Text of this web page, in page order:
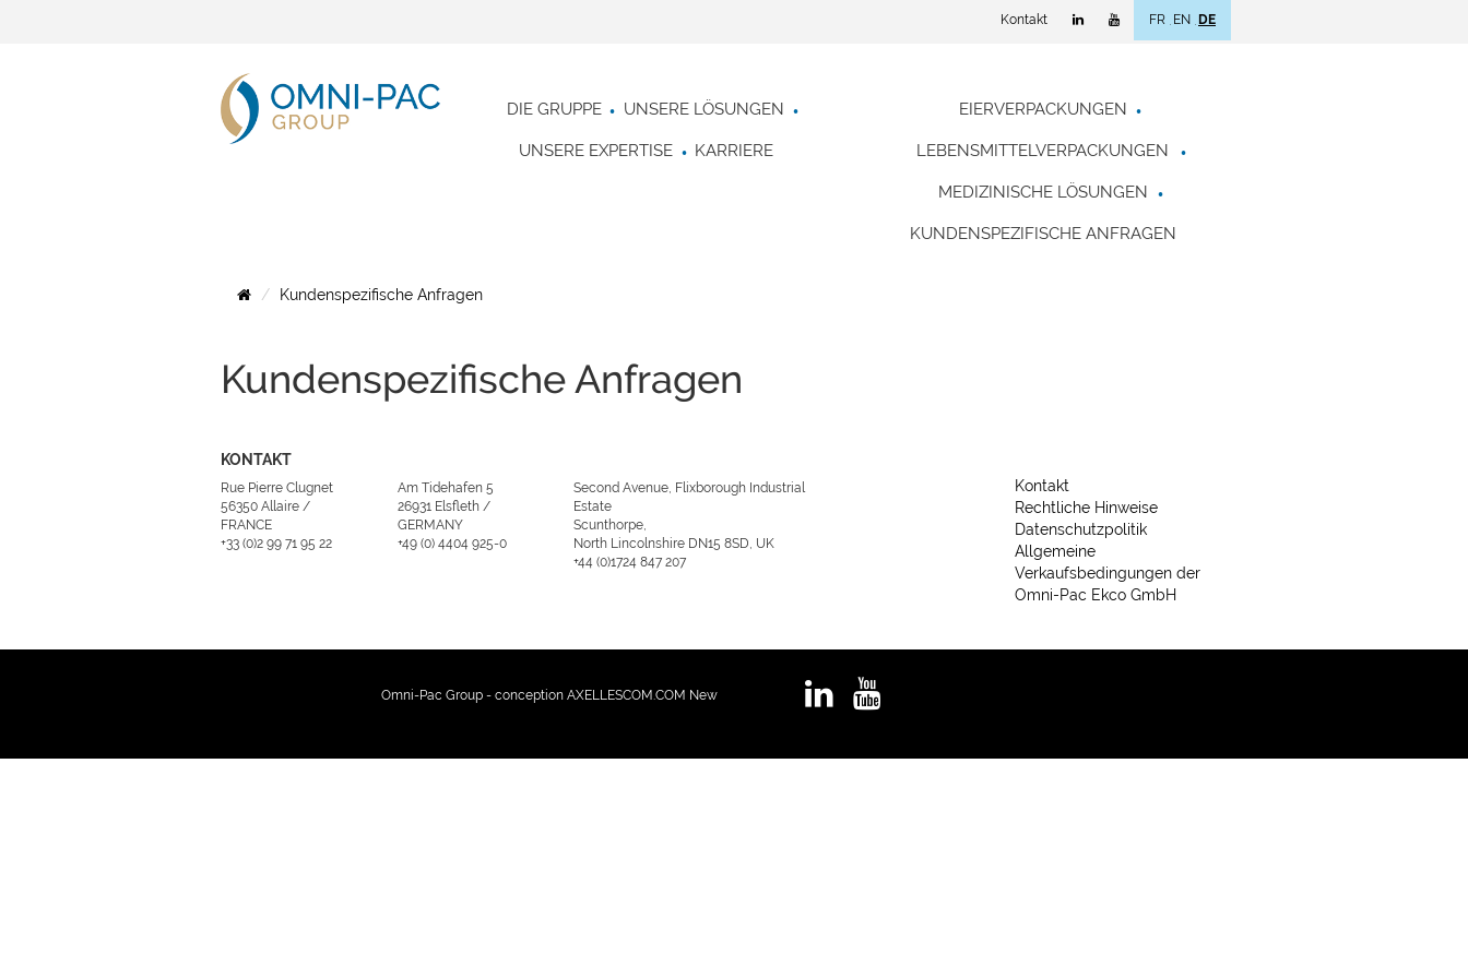
Kontakt FR EN DE
DIE GRUPPE UNSERE LÖSUNGEN
UNSERE EXPERTISE KARRIERE
EIERVERPACKUNGEN
LEBENSMITTELVERPACKUNGEN
MEDIZINISCHE LÖSUNGEN
KUNDENSPEZIFISCHE ANFRAGEN
Kundenspezifische Anfragen
Kundenspezifische Anfragen
KONTAKT
Rue Pierre Clugnet
56350 Allaire /
FRANCE
+33 (0)2 99 71 95 22
Am Tidehafen 5
26931 Elsfleth /
GERMANY
+49 (0) 4404 925-0
Second Avenue, Flixborough Industrial
Estate
Scunthorpe,
North Lincolnshire DN15 8SD, UK
+44 (0)1724 847 207
Kontakt
Rechtliche Hinweise
Datenschutzpolitik
Allgemeine
Verkaufsbedingungen der
Omni-Pac Ekco GmbH
Omni-Pac Group - conception AXELLESCOM.COM New